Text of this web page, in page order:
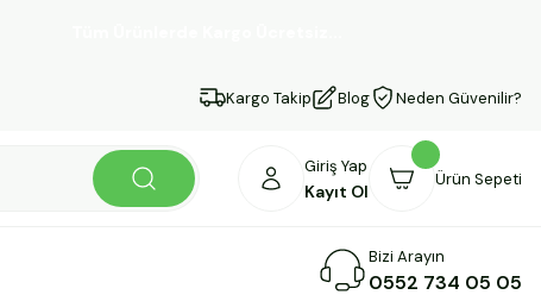
Kargo Takip Blog Neden Güvenilir?
Giriş Yap
Kayıt Ol
Ürün Sepeti
Bizi Arayın
0552 734 05 05